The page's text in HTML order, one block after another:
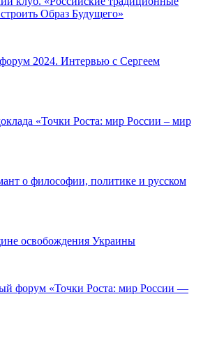
Образ Будущего»
2024. Интервью с Сергеем
«Точки Роста: мир России – мир
о философии, политике и русском
освобождения Украины
форум «Точки Роста: мир России —